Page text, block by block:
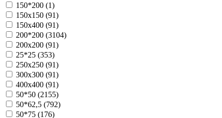
150*200 (1)
150х150 (91)
150х400 (91)
200*200 (3104)
200х200 (91)
25*25 (353)
250х250 (91)
300х300 (91)
400х400 (91)
50*50 (2155)
50*62,5 (792)
50*75 (176)